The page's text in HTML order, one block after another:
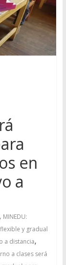
en
a
, MINEDU:
y gradual
a distancia,
a clases será